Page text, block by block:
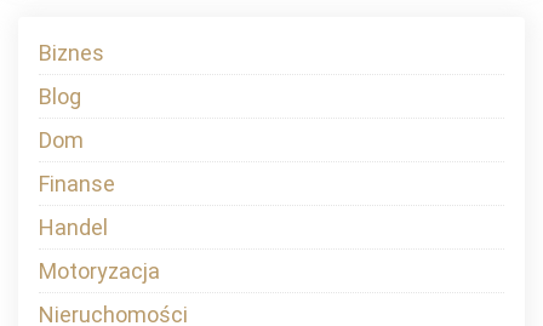
Biznes
Blog
Dom
Finanse
Handel
Motoryzacja
Nieruchomości